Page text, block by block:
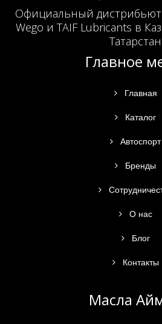
Официальный
Wego и TAIF Lubricants в
Татарстан
Главное
Главная
Каталог
Автоспорт
Бренды
О нас
Блог
Контакты
Масла